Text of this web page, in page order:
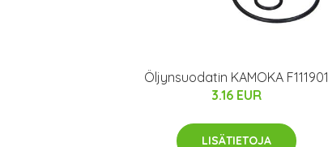
Öljynsuodatin KAMOKA F111901
3.16 EUR
LISÄTIETOJA